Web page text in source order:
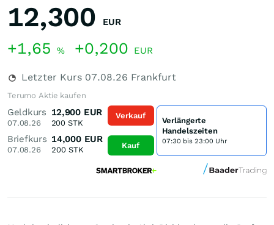
12,300 EUR
+1,65 % +0,200 EUR
Letzter Kurs 07.08.26 Frankfurt
Terumo Aktie kaufen
Geldkurs
07.08.26
12,900 EUR
200 STK
Briefkurs
07.08.26
14,000 EUR
200STK
Verkauf
Kauf
Verlängerte
Handelszeiten
07:30 bis 23:00 Uhr